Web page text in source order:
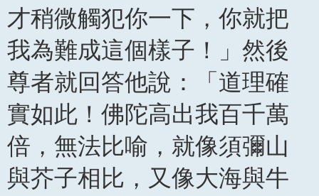
才稍微觸犯你一下，你就把
我為難成這個樣子！」然後
尊者就回答他說：「道理確
實如此！佛陀高出我百千萬
倍，無法比喻，就像須彌山
與芥子相比，又像大海與牛